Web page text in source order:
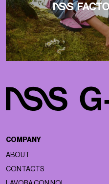
COMPANY
ABOUT
CONTACTS